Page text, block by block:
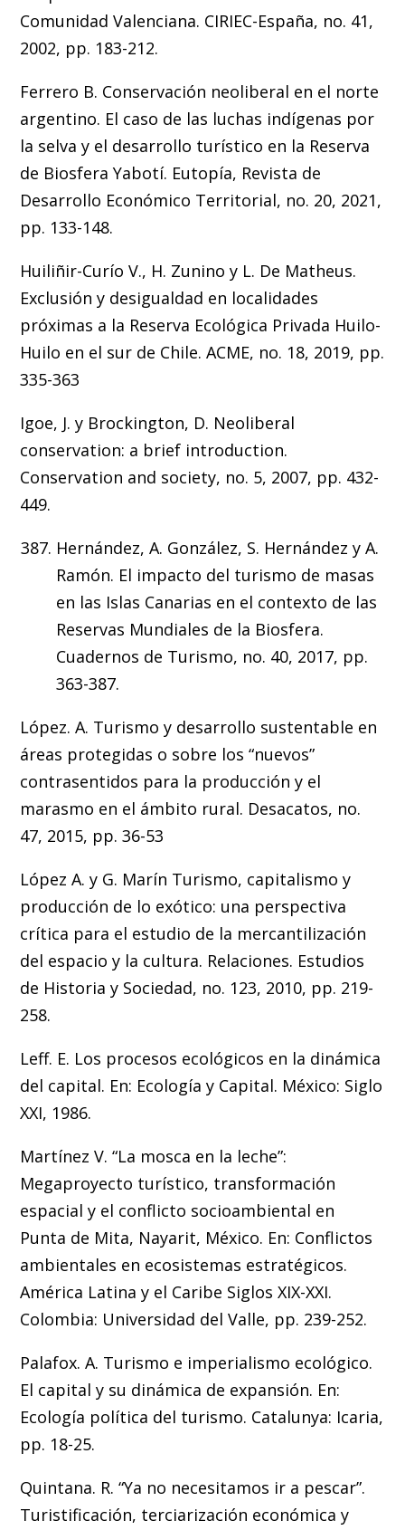
Comunidad Valenciana. CIRIEC-España, no. 41,
2002, pp. 183-212.
Ferrero B. Conservación neoliberal en el norte
argentino. El caso de las luchas indígenas por
la selva y el desarrollo turístico en la Reserva
de Biosfera Yabotí. Eutopía, Revista de
Desarrollo Económico Territorial, no. 20, 2021,
pp. 133-148.
Huiliñir-Curío V., H. Zunino y L. De Matheus.
Exclusión y desigualdad en localidades
próximas a la Reserva Ecológica Privada Huilo-
Huilo en el sur de Chile. ACME, no. 18, 2019, pp.
335-363
Igoe, J. y Brockington, D. Neoliberal
conservation: a brief introduction.
Conservation and society, no. 5, 2007, pp. 432-
449.
Hernández, A. González, S. Hernández y A.
Ramón. El impacto del turismo de masas
en las Islas Canarias en el contexto de las
Reservas Mundiales de la Biosfera.
Cuadernos de Turismo, no. 40, 2017, pp.
363-387.
López. A. Turismo y desarrollo sustentable en
áreas protegidas o sobre los “nuevos”
contrasentidos para la producción y el
marasmo en el ámbito rural. Desacatos, no.
47, 2015, pp. 36-53
López A. y G. Marín Turismo, capitalismo y
producción de lo exótico: una perspectiva
crítica para el estudio de la mercantilización
del espacio y la cultura. Relaciones. Estudios
de Historia y Sociedad, no. 123, 2010, pp. 219-
258.
Leff. E. Los procesos ecológicos en la dinámica
del capital. En: Ecología y Capital. México: Siglo
XXI, 1986.
Martínez V. “La mosca en la leche”:
Megaproyecto turístico, transformación
espacial y el conflicto socioambiental en
Punta de Mita, Nayarit, México. En: Conflictos
ambientales en ecosistemas estratégicos.
América Latina y el Caribe Siglos XIX-XXI.
Colombia: Universidad del Valle, pp. 239-252.
Palafox. A. Turismo e imperialismo ecológico.
El capital y su dinámica de expansión. En:
Ecología política del turismo. Catalunya: Icaria,
pp. 18-25.
Quintana. R. “Ya no necesitamos ir a pescar”.
Turistificación, terciarización económica y